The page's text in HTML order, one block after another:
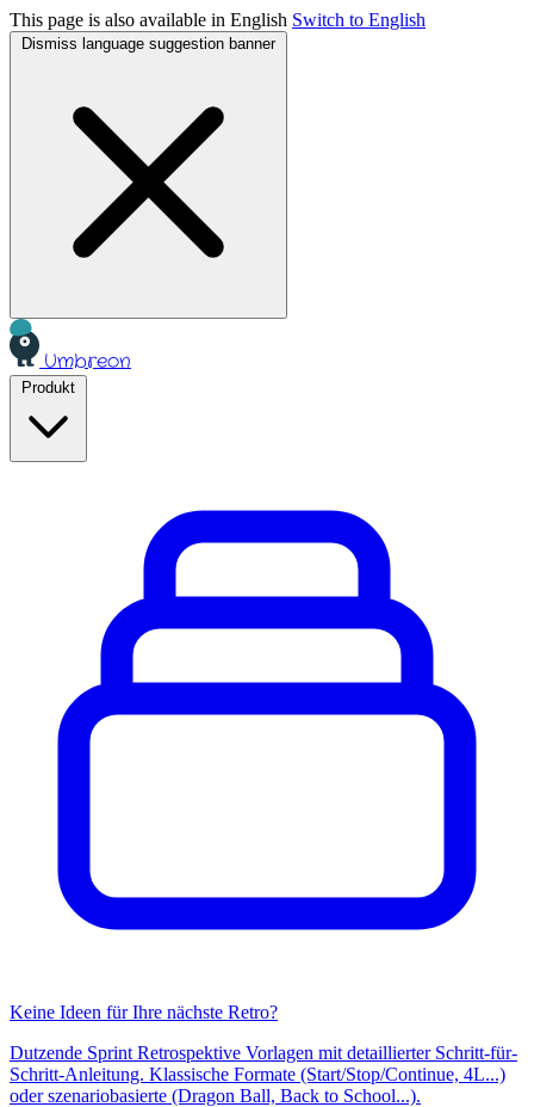
This page is also available in English Switch to English
Dismiss language suggestion banner
Umbreon
Keine Ideen für Ihre nächste Retro?
Dutzende Sprint Retrospektive Vorlagen mit detaillierter Schritt-für-
Schritt-Anleitung. Klassische Formate (Start/Stop/Continue, 4L...)
oder szenariobasierte (Dragon Ball, Back to School...).